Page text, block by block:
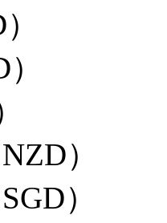
）
）